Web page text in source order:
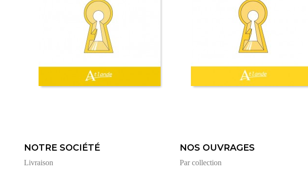
NOTRE SOCIÉTÉ
Livraison
NOS OUVRAGES
Par collection